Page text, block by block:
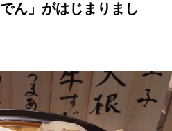
ん」がはじまりまし